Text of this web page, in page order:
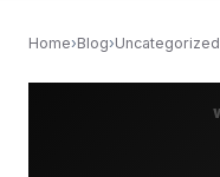
Home›Blog›Uncategorized